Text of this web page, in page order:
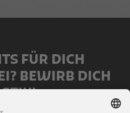
FÜR DICH
BEWIRB DICH